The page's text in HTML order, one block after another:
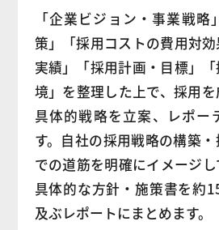
「企業ビジョン・事業戦略
策」「採用コストの費用対
実績」「採用計画・目標」
境」を整理した上で、採用
具体的戦略を立案、レポー
す。自社の採用戦略の構築
での道筋を明確にイメージ
具体的な方針・施策書を約
及ぶレポートにまとめます。